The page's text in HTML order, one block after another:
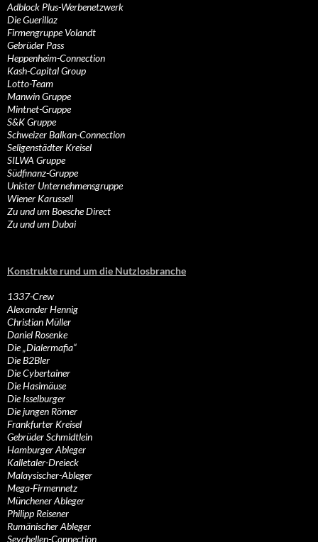
Adblock Plus-Werbenetzwerk
Die Guerillaz
Firmengruppe Volandt
Gebrüder Pass
Heppenheim-Connection
Kash-Capital Group
Lotto-Team
Manwin Gruppe
Mintnet-Gruppe
S&K Gruppe
Schweizer Balkan-Connection
Seligenstädter Kreisel
SILWA Gruppe
Südfinanz-Gruppe
Unister Unternehmensgruppe
Wiener Karussell
Zu und um Boesche Direct
Zu und um Dubai
Konstrukte rund um die Nutzlosbranche
1337-Crew
Alexander Hennig
Christian Müller
Daniel Rosenke
Die „Dialermafia“
Die B2Bler
Die Cybertainer
Die Hasimäuse
Die Isselburger
Die jungen Römer
Frankfurter Kreisel
Gebrüder Schmidtlein
Hamburger Ableger
Kalletaler-Dreieck
Malaysischer-Ableger
Mega-Firmennetz
Münchener Ableger
Philipp Reisener
Rumänischer Ableger
Seychellen-Connection